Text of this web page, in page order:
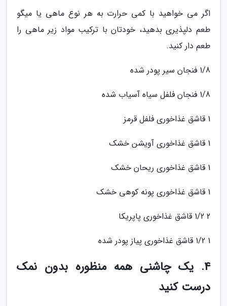
اگر می خواهید با کمی حرارت به هر نوع ماهی یا میگو
طعم دلپذیری بدهید، خودتان با ترکیب مواد زیر ماهی را
طعم دار کنید.
1/8 فنجان سیر پودر شده
1/8 فنجان فلفل سیاه آسیاب شده
1 قاشق غذاخوری فلفل قرمز
1 قاشق غذاخوری آویشن خشک
1 قاشق غذاخوری ریحان خشک
1 قاشق غذاخوری پونه کوهی خشک
2 1/2 قاشق غذاخوری پاپریکا
1 1/2 قاشق غذاخوری پیاز پودر شده
4. یک چاشنی همه منظوره بدون نمک
درست کنید